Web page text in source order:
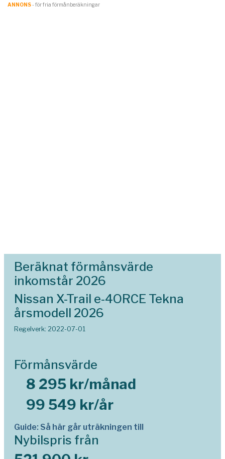
ANNONS- för fria förmånberäkningar
Beräknat förmånsvärde
inkomstår 2026
Nissan X-Trail e-4ORCE Tekna
årsmodell 2026
Regelverk: 2022-07-01
Förmånsvärde
8 295 kr/månad
99 549 kr/år
Guide: Så här går uträkningen till
Nybilspris från